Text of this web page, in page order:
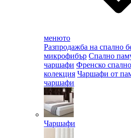
менюто
Разпродажба на спално
микрофибър Спално
чаршафи Френско
колекция Чаршафи от
чаршафи
Чаршафи